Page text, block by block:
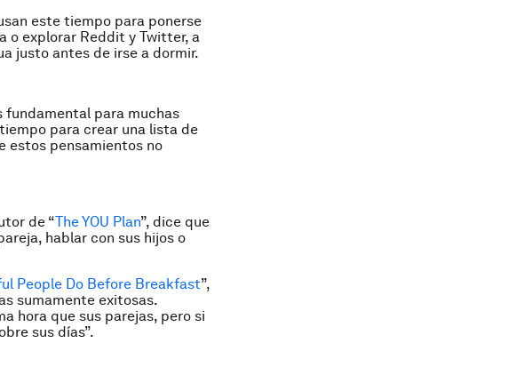
este tiempo para ponerse
o explorar Reddit y Twitter, a
justo antes de irse a dormir.
fundamental para muchas
para crear una lista de
estos pensamientos no
de “The YOU Plan”, dice que
hablar con sus hijos o
People Do Before Breakfast”,
sumamente exitosas.
hora que sus parejas, pero si
sus días”.